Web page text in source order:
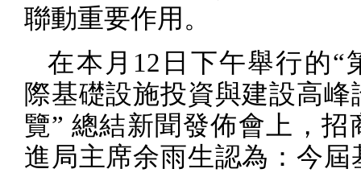
聯動重要作用。
在本月 12 日下午舉行的“
際基礎設施投資與建設高峰
覽” 總結新聞發佈會上，招
進局主席余雨生認為：今屆